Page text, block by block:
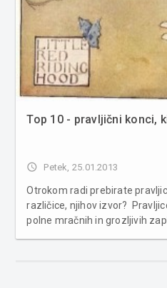
Top 10 - pravljični konci,
access_time Petek, 25.01.2013
Otrokom radi prebirate
različice, njihov izvor?
polne mračnih in grozljivih